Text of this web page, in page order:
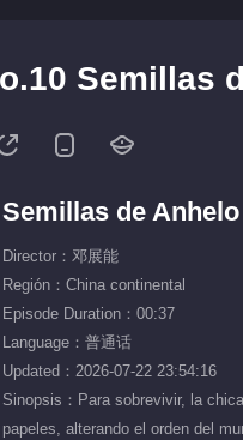
Semillas
Semillas de
Director：邓展能
Región：China continental
Episode Duration：00:37
Language：普通话
Updated：2026-07-22 23:54:16
Sinopsis：Para sobrevivir, la
papeles, alterando el orden del